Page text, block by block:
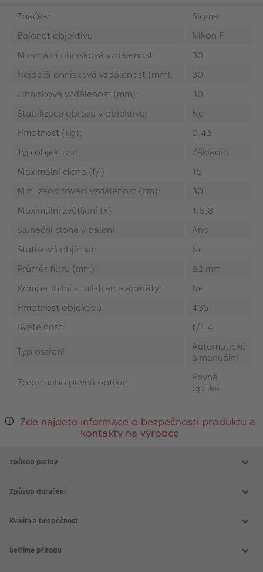
Značka:
Sigma
Bajonet objektivu:
Nikon F
Minimální ohnisková vzdálenost:
30
Nejdelší ohnisková vzdálenost (mm):
30
Ohnisková vzdálenost (mm):
30
Stabilizace obrazu v objektivu:
Ne
Hmotnost (kg):
0.43
Typ objektivu:
Základní
Maximální clona (f/):
16
Min. zaostřovací vzdálenost (cm):
30
Maximální zvětšení (x):
1:6,8
Sluneční clona v balení:
Ano
Stativová objímka:
Ne
Průměr filtru (mm):
62 mm
Kompatibilní s full-frame aparáty:
Ne
Hmotnost objektivu:
435
Světelnost:
f/1.4
Typ ostření:
Automatické
a manuální
Zoom nebo pevná optika:
Pevná
optika
Zde najdete informace o bezpečnosti produktu a
kontakty na výrobce
Způsob platby
Způsob doručení
Kvalita a bezpečnost
Šetříme přírodu